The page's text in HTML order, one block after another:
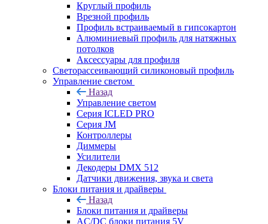
Круглый профиль
Врезной профиль
Профиль встраиваемый в гипсокартон
Алюминиевый профиль для натяжных
потолков
Аксессуары для профиля
Светорассеивающий силиконовый профиль
Управление светом
Назад
Управление светом
Серия ICLED PRO
Серия JM
Контроллеры
Диммеры
Усилители
Декодеры DMX 512
Датчики движения, звука и света
Блоки питания и драйверы
Назад
Блоки питания и драйверы
AC/DC блоки питания 5V